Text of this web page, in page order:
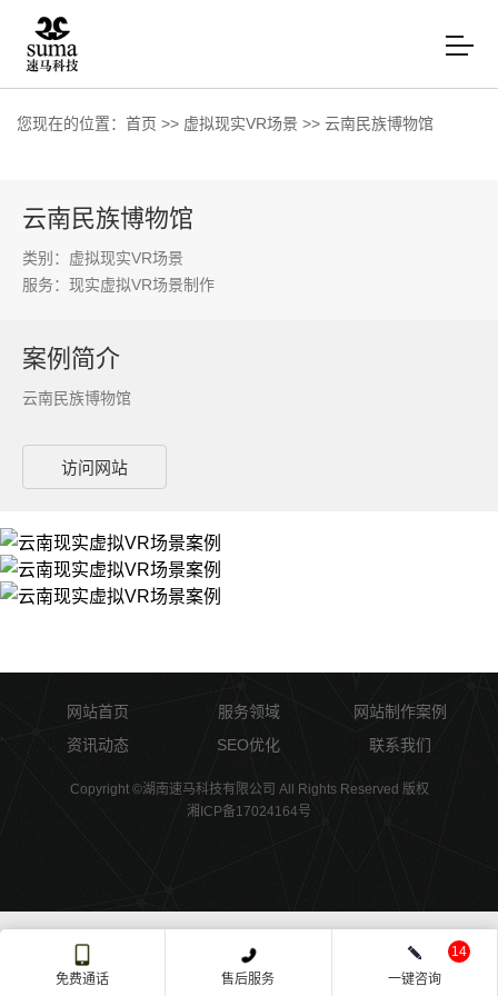
您现在的位置： 首页 >> 虚拟现实VR场景 >> 云南民族博物馆
云南民族博物馆
类别：虚拟现实VR场景
服务： 现实虚拟VR场景制作
案例简介
云南民族博物馆
访问网站
网站首页 服务领域
网站制作案例
资讯动态
SEO优化 联系我们
Copyright ©湖南速马科技有限公司 All Rights Reserved 版权
湘ICP备17024164号
免费通话 售后服务 一键咨询
14